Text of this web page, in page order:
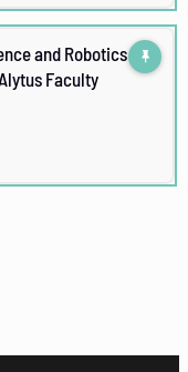
and Robotics
Faculty